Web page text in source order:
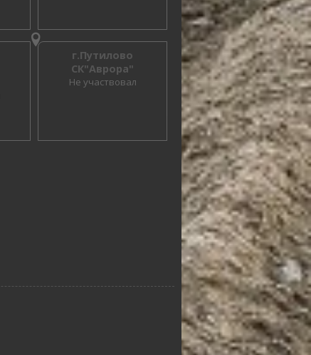
г.Путилово
СК"Аврора"
Не участвовал